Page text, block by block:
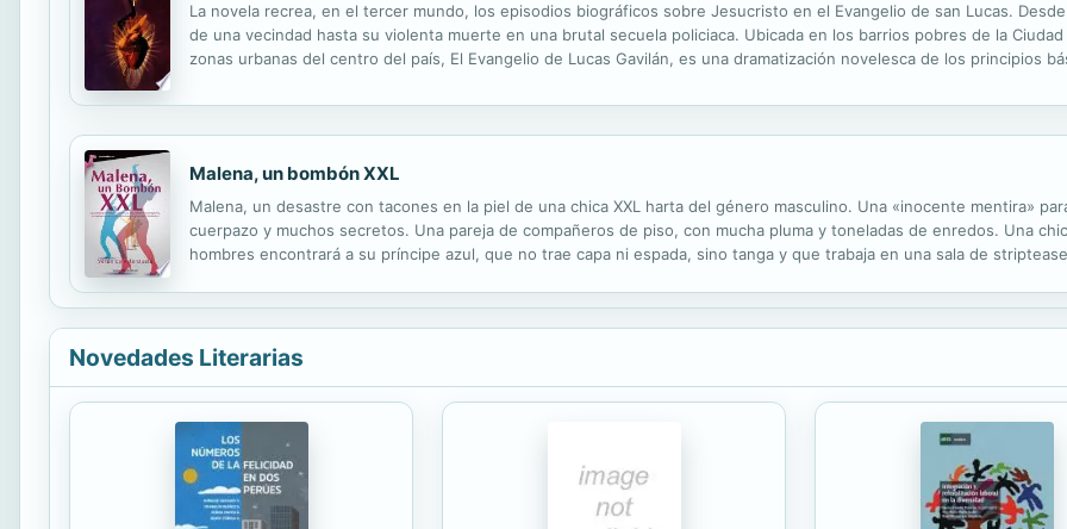
La novela recrea, en el tercer mundo, los episodios biográficos sobre Jesucristo en el Evangelio de san Lucas.
de una vecindad hasta su violenta muerte en una brutal secuela policiaca. Ubicada en los barrios pobres de la
zonas urbanas del centro del país, El Evangelio de Lucas Gavilán, es una dramatización novelesca de los principios
Malena, un bombón XXL
Malena, un desastre con tacones en la piel de una chica XXL harta del género masculino. Una «inocente mentira»
cuerpazo y muchos secretos. Una pareja de compañeros de piso, con mucha pluma y toneladas de enredos. Una
hombres encontrará a su príncipe azul, que no trae capa ni espada, sino tanga y que trabaja en una sala de
Novedades Literarias